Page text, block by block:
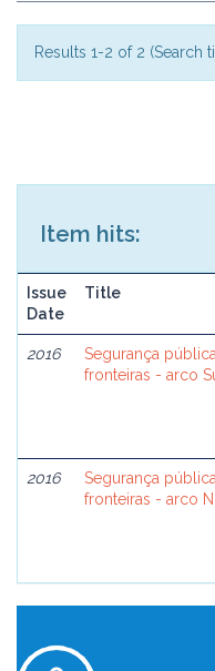
Results 1-2 of 2 (Search
Item hits:
Issue
Date
Title
2016
Segurança
fronteiras - arco
2016
Segurança
fronteiras - arco